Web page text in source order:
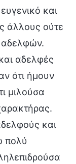
και
άλλους ούτε
αδελφών.
αδελφές
ότι ήμουν
μιλούσα
και
πολύ